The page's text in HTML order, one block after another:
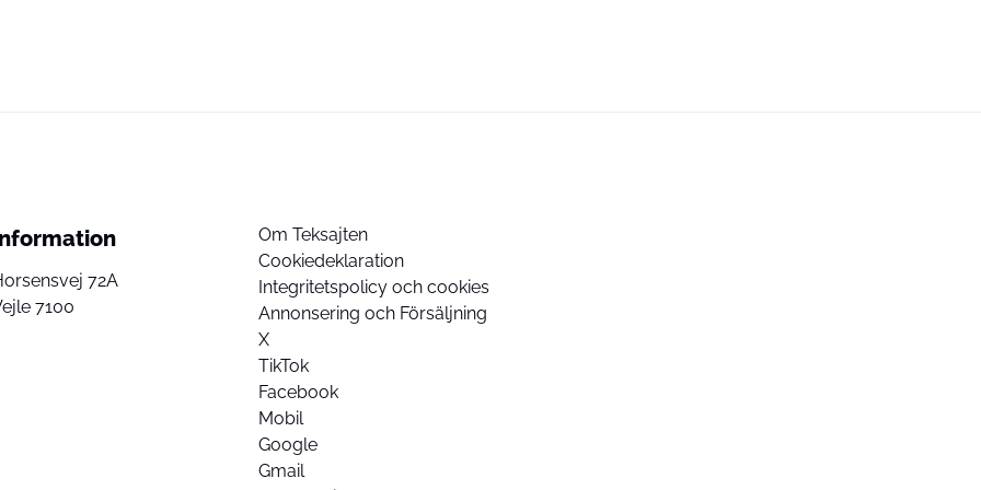
72A
7100
Om Teksajten
Cookiedeklaration
Integritetspolicy och cookies
Annonsering och Försäljning
X
TikTok
Facebook
Mobil
Google
Gmail